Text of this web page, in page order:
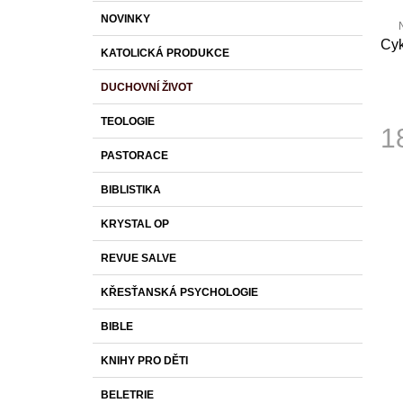
kategorie
K
A
T
E
G
O
R
E
NOVINKY
KATOLICKÁ PRODUKCE
DUCHOVNÍ ŽIVOT
TEOLOGIE
PASTORACE
BIBLISTIKA
KRYSTAL OP
REVUE SALVE
KŘESŤANSKÁ PSYCHOLOGIE
BIBLE
KNIHY PRO DĚTI
BELETRIE